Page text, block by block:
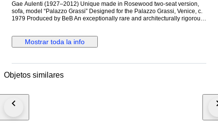
Gae Aulenti (1927–2012) Unique made in Rosewood two-seat version,
sofa, model “Palazzo Grassi” Designed for the Palazzo Grassi, Venice, c.
1979 Produced by BeB An exceptionally rare and architecturally rigorous
historic interior. The structure is crafted in solid palisander (rosewood), its
severe rectilinear geometry softened by the rhythmic vertical slats forming
and Venetian architectural tradition. The generously proportioned seat
deliberate contrast between material warmth and formal austerity.
Mostrar toda la info
Objetos similares